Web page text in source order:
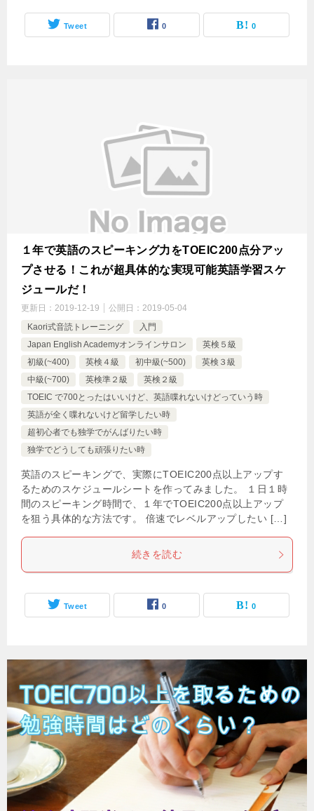
Tweet 0 0
１年で英語のスピーキング力をTOEIC200点分アッ
プさせる！これが超具体的な実現可能英語学習スケ
ジュールだ！
更新日： 2019-12-19 公開日： 2019-05-04
Kaori式音読トレーニング
入門
Japan English Academyオンラインサロン
英検５級
初級(~400)
英検４級 初中級(~500)
英検３級
中級(~700)
英検準２級
英検２級
TOEIC で700とったはいいけど、英語喋れないけどっていう時
英語が全く喋れないけど留学したい時
超初心者でも独学でがんばりたい時
独学でどうしても頑張りたい時
英語のスピーキングで、実際にTOEIC200点以上アップす
るためのスケジュールシートを作ってみました。 １日１時
間のスピーキング時間で、１年でTOEIC200点以上アップ
を狙う具体的な方法です。 倍速でレベルアップしたい […]
続きを読む
Tweet 0 0